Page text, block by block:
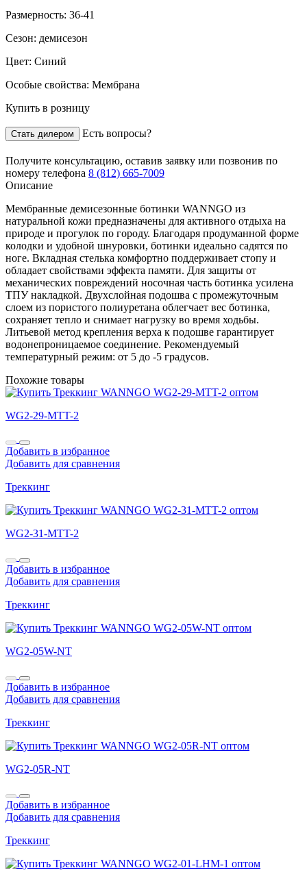
Размерность: 36-41
Сезон: демисезон
Цвет: Синий
Особые свойства: Мембрана
Купить в розницу
Стать дилером Есть вопросы?
Получите консультацию, оставив заявку или позвонив по
номеру телефона 8 (812) 665-7009
Описание
Мембранные демисезонные ботинки WANNGO из
натуральной кожи предназначены для активного отдыха на
природе и прогулок по городу. Благодаря продуманной форме
колодки и удобной шнуровки, ботинки идеально садятся по
ноге. Вкладная стелька комфортно поддерживает стопу и
обладает свойствами эффекта памяти. Для защиты от
механических повреждений носочная часть ботинка усилена
ТПУ накладкой. Двухслойная подошва с промежуточным
слоем из пористого полиуретана облегчает вес ботинка,
сохраняет тепло и снимает нагрузку во время ходьбы.
Литьевой метод крепления верха к подошве гарантирует
водонепроницаемое соединение. Рекомендуемый
температурный режим: от 5 до -5 градусов.
Похожие товары
WG2-29-MTT-2
Добавить в избранное
Добавить для сравнения
Треккинг
WG2-31-MTT-2
Добавить в избранное
Добавить для сравнения
Треккинг
WG2-05W-NT
Добавить в избранное
Добавить для сравнения
Треккинг
WG2-05R-NT
Добавить в избранное
Добавить для сравнения
Треккинг